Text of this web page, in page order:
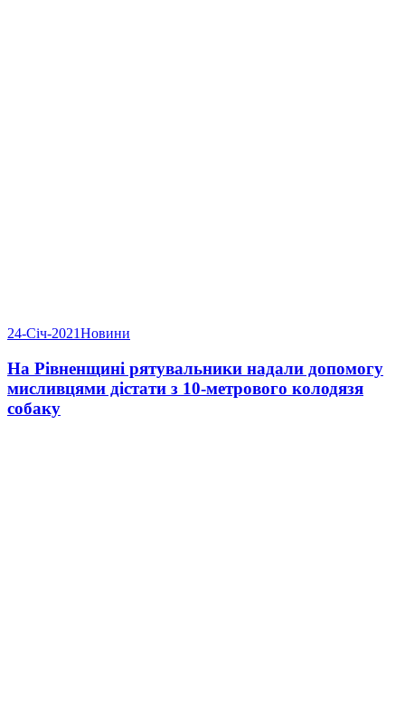
24-Січ-2021Новини
На Рівненщині рятувальники надали допомогу
мисливцями дістати з 10-метрового колодязя
собаку